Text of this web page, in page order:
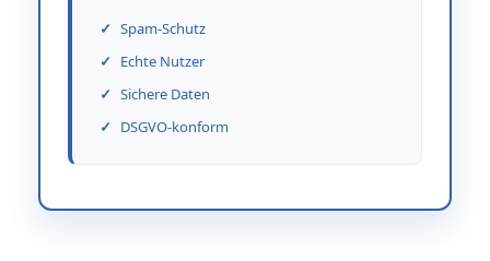
Spam-Schutz
Echte Nutzer
Sichere Daten
DSGVO-konform